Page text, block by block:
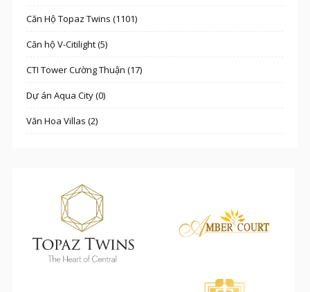
Căn Hộ Topaz Twins (1101)
Căn hộ V-Citilight (5)
CTI Tower Cường Thuận (17)
Dự án Aqua City (0)
Văn Hoa Villas (2)